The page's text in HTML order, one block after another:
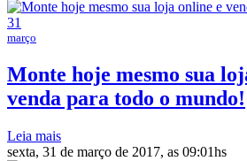
31
março
Monte hoje mesmo sua
venda para todo o mundo!
Leia mais
sexta, 31 de março de 2017, as 09:01hs